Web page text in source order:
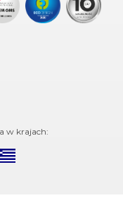
w krajach: